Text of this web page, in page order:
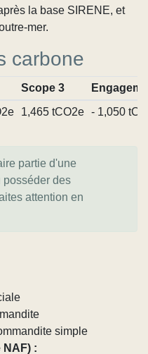
la base SIRENE, et
mer.
carbone
Scope 3
1,465 tCO2e - 1,050
partie d'une
posséder des
attention en
simple
: